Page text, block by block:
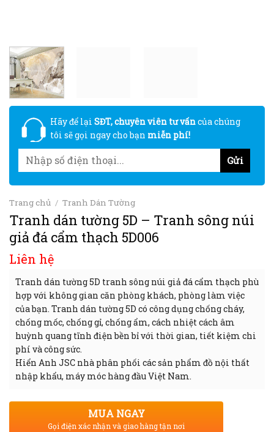
Hãy để lại SĐT, chuyên viên tư vấncủa chúng
tôi sẽ gọi ngay cho bạn miễn phí!
Trang chủ / Tranh Dán Tường
Tranh dán tường 5D – Tranh sông núi
giả đá cẩm thạch 5D006
Liên hệ
Tranh dán tường 5D tranh sông núi giả đá cẩm thạch phù
hợp với không gian căn phòng khách, phòng làm việc
của bạn. Tranh dán tường 5D có công dụng chống cháy,
chống mốc, chống gỉ, chống ẩm, cách nhiệt cách âm
huỳnh quang tĩnh điện bền bỉ với thời gian, tiết kiệm chi
phí và công sức.
Hiển Anh JSC nhà phân phối các sản phẩm đồ nội thất
nhập khẩu, máy móc hàng đầu Việt Nam.
MUA NGAY
Gọi điện xác nhận và giao hàng tận nơi